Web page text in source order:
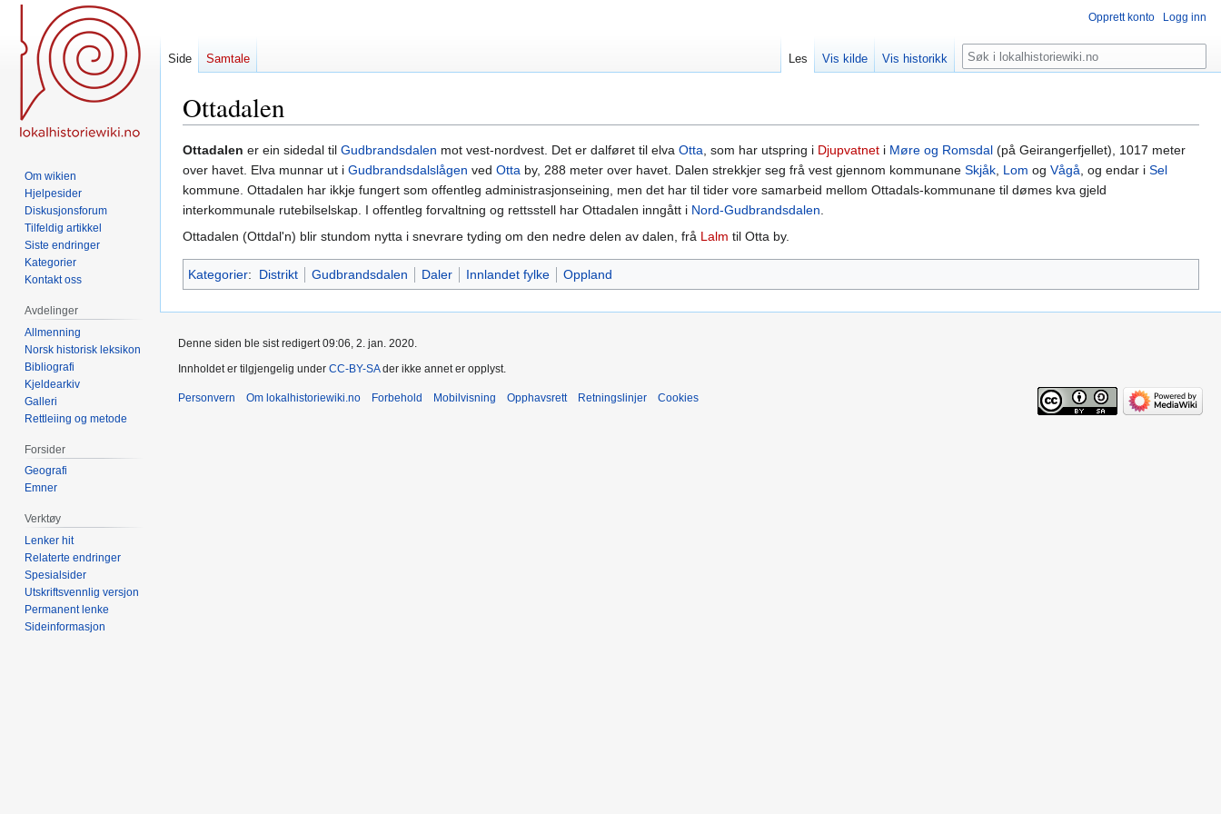
Ottadalen
Hopp
til
navigering
Hopp
til
søk
Ottadalen er ein sidedal til Gudbrandsdalen mot vest-nordvest. Det er dalføret til elva Otta, som har utspring i Djupvatnet i Møre og Romsdal (på Geirangerfjellet), 1017 meter
over havet. Elva munnar ut i Gudbrandsdalslågen ved Otta by, 288 meter over havet. Dalen strekkjer seg frå vest gjennom kommunane Skjåk, Lom og Vågå, og endar i Sel
kommune. Ottadalen har ikkje fungert som offentleg administrasjonseining, men det har til tider vore samarbeid mellom Ottadals-kommunane til dømes kva gjeld
interkommunale rutebilselskap. I offentleg forvaltning og rettsstell har Ottadalen inngått i Nord-Gudbrandsdalen.
Ottadalen (Ottdal'n) blir stundom nytta i snevrare tyding om den nedre delen av dalen, frå Lalm til Otta by.
Kategorier: Distrikt Gudbrandsdalen Daler Innlandet fylke Oppland
Opprett konto Logg inn
Side Samtale Les Vis kilde Vis historikk Søk
Om wikien
Hjelpesider
Diskusjonsforum
Tilfeldig artikkel
Siste endringer
Kategorier
Kontakt oss
Avdelinger
Allmenning
Norsk historisk leksikon
Bibliografi
Kjeldearkiv
Galleri
Rettleiing og metode
Forsider
Geografi
Emner
Verktøy
Lenker hit
Relaterte endringer
Spesialsider
Utskriftsvennlig versjon
Permanent lenke
Sideinformasjon
Denne siden ble sist redigert 09:06, 2. jan. 2020.
Innholdet er tilgjengelig under CC-BY-SAder ikke annet er opplyst.
Personvern Om lokalhistoriewiki.no Forbehold Mobilvisning Opphavsrett Retningslinjer Cookies